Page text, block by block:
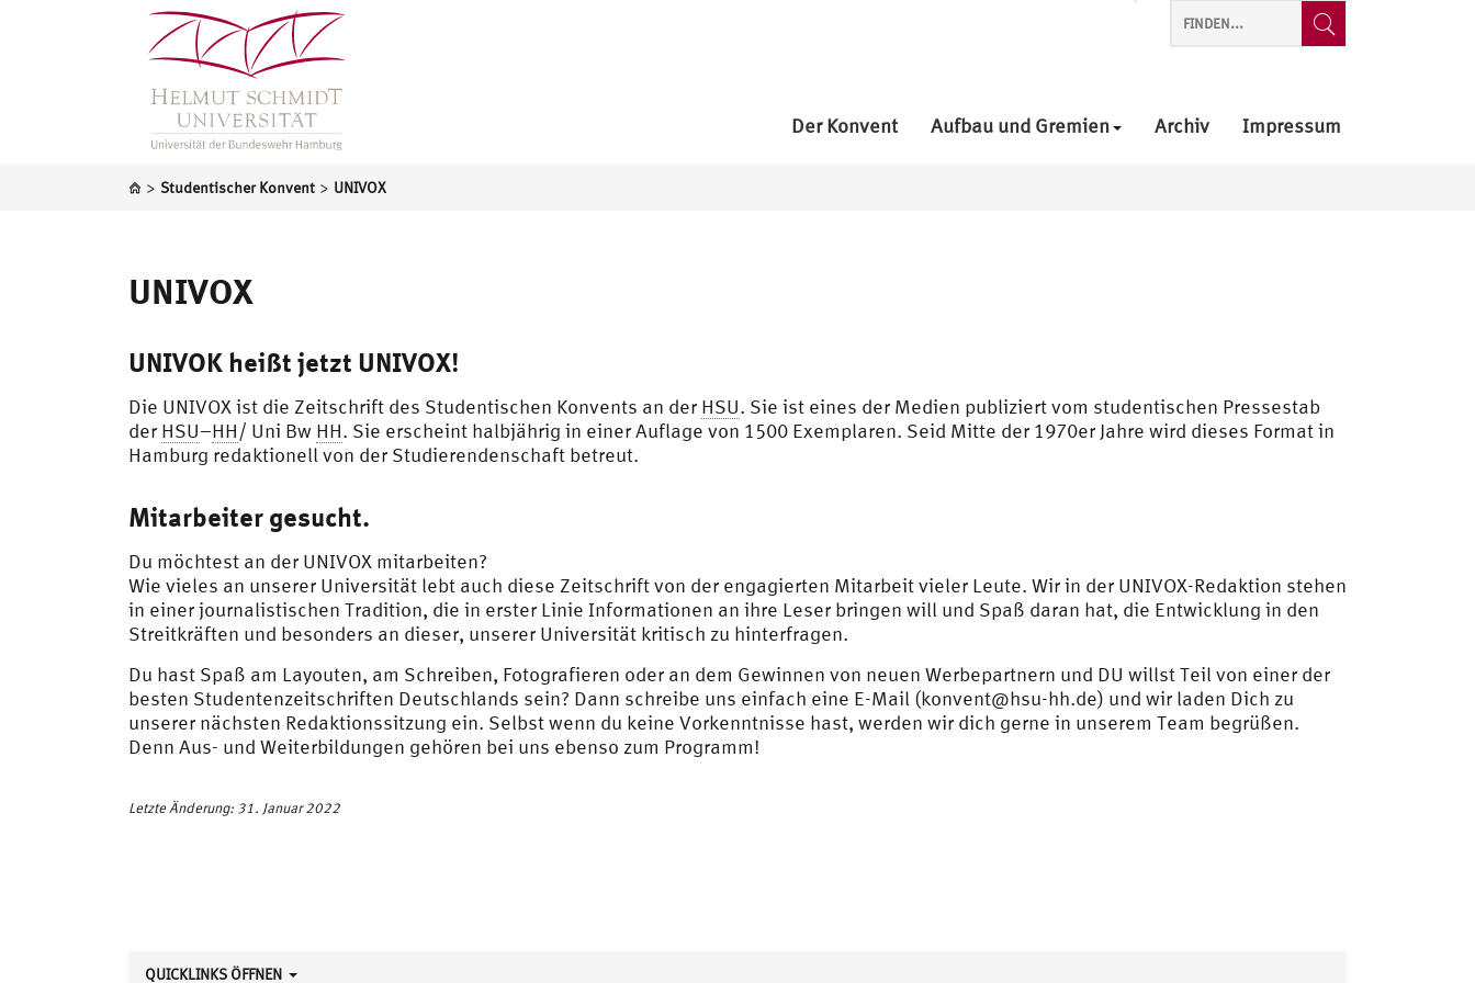
Der Konvent Aufbau und Gremien Archiv Impressum
> Studentischer Konvent > UNIVOX
UNIVOX
UNIVOK heißt jetzt UNIVOX!
Die UNIVOX ist die Zeitschrift des Studentischen Konvents an der HSU. Sie ist eines der Medien publiziert vom studentischen Pressestab
der HSU–HH/ Uni Bw HH. Sie erscheint halbjährig in einer Auflage von 1500 Exemplaren. Seid Mitte der 1970er Jahre wird dieses Format in
Hamburg redaktionell von der Studierendenschaft betreut.
Mitarbeiter gesucht.
Du möchtest an der UNIVOX mitarbeiten?
Wie vieles an unserer Universität lebt auch diese Zeitschrift von der engagierten Mitarbeit vieler Leute. Wir in der UNIVOX-Redaktion stehen
in einer journalistischen Tradition, die in erster Linie Informationen an ihre Leser bringen will und Spaß daran hat, die Entwicklung in den
Streitkräften und besonders an dieser, unserer Universität kritisch zu hinterfragen.
Du hast Spaß am Layouten, am Schreiben, Fotografieren oder an dem Gewinnen von neuen Werbepartnern und DU willst Teil von einer der
besten Studentenzeitschriften Deutschlands sein? Dann schreibe uns einfach eine E-Mail (konvent@hsu-hh.de) und wir laden Dich zu
unserer nächsten Redaktionssitzung ein. Selbst wenn du keine Vorkenntnisse hast, werden wir dich gerne in unserem Team begrüßen.
Denn Aus- und Weiterbildungen gehören bei uns ebenso zum Programm!
Letzte Änderung: 31. Januar 2022
QUICKLINKS ÖFFNEN